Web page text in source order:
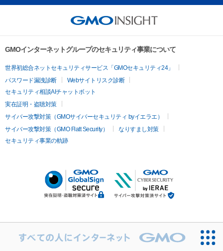
GMOインターネットグループのセキュリティ事業について
世界初総合ネットセキュリティサービス「GMOセキュリティ24」
パスワード漏洩診断
Webサイトリスク診断
セキュリティ相談AIチャットボット
実在証明・盗聴対策
サイバー攻撃対策（GMOサイバーセキュリティ byイエラエ）
サイバー攻撃対策（GMO Flatt Security）
なりすまし対策
セキュリティ事業の軌跡